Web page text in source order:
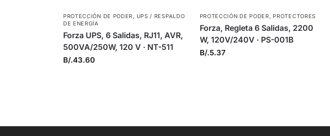
PROTECCIÓN DE PODER
UPS / RESPALDO
DE ENERGÍA
Forza UPS, 6 Salidas, RJ11, AVR,
500VA/250W, 120 V · NT-511
B/.43.60
PROTECCIÓN DE PODER PROTECTORES
Forza, Regleta 6 Salidas, 2200
W, 120V/240V · PS-001B
B/.5.37